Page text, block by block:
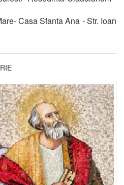
Ana - Str. Ioan